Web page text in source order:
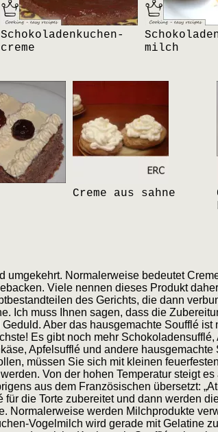
Schokoladenkuchen-
creme
milch
Creme aus sahne
umgekehrt. Normalerweise bedeutet
Viele nennen dieses Produkt
des Gerichts, die dann
Ich muss Ihnen sagen, dass die
Aber das hausgemachte Soufflé
Es gibt noch mehr
Apfelsufflé und andere
müssen Sie sich mit kleinen
Von der hohen Temperatur steigt
aus dem Französischen übersetzt:
die Torte zubereitet und dann werden
Normalerweise werden Milchprodukte
Vogelmilch wird gerade mit Gelatine